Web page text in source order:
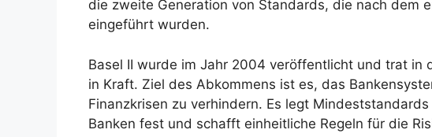
die zweite Generation von Standards, die nach dem
eingeführt wurden.
Basel II wurde im Jahr 2004 veröffentlicht und trat in
in Kraft. Ziel des Abkommens ist es, das
Finanzkrisen zu verhindern. Es legt
Banken fest und schafft einheitliche Regeln für die